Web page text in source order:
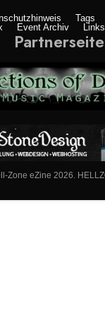
Tags
Event Archiv Links
Zone eZine 2026.